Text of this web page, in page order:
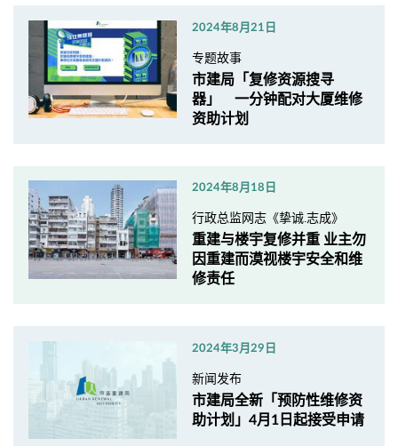
2024年8月21日
专题故事
市建局「复修资源搜寻
器」 一分钟配对大厦维修
资助计划
2024年8月18日
行政总监网志《挚诚.志成》
重建与楼宇复修并重 业主勿
因重建而漠视楼宇安全和维
修责任
2024年3月29日
新闻发布
市建局全新「预防性维修资
助计划」4月1日起接受申请